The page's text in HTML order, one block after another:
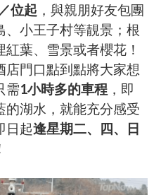
位起 ，與親朋好友包團
、小王子村等靚景；根
葉、雪景或者櫻花！
店門口點到點將大家想
需1小時多的車程 ，即
的湖水，就能充分感受
日起逢星期二、四、日